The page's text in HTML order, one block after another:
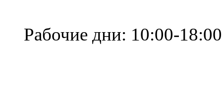
Рабочие дни: 10:00-18:00